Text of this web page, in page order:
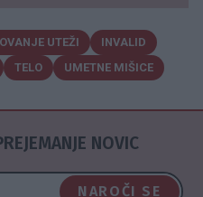
UTEŽI
INVALID
TELO UMETNE MIŠICE
NOVIC
NAROČI SE